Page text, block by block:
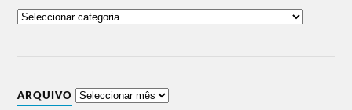
ARQUIVO